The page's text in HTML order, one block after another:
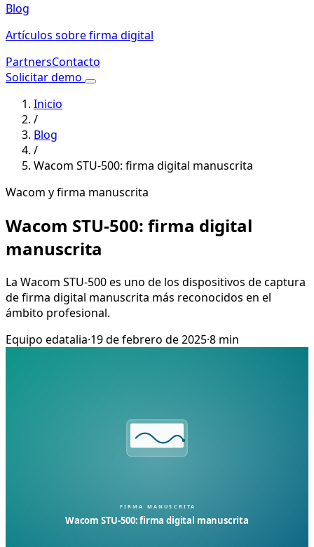
Blog
Artículos sobre firma digital
PartnersContacto
Solicitar demo
Inicio
/
Blog
/
Wacom STU-500: firma digital manuscrita
Wacom y firma manuscrita
Wacom STU-500: firma digital
manuscrita
La Wacom STU-500 es uno de los dispositivos de captura
de firma digital manuscrita más reconocidos en el
ámbito profesional.
Equipo edatalia·19 de febrero de 2025·8 min